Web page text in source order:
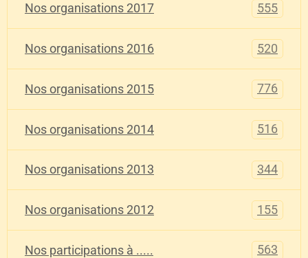
Nos organisations 2017 555
Nos organisations 2016 520
Nos organisations 2015 776
Nos organisations 2014 516
Nos organisations 2013 344
Nos organisations 2012 155
Nos participations à ..... 563